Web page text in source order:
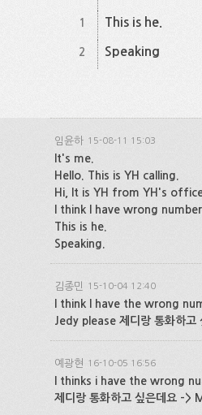
1 This is he.
2 Speaking
임윤하 15-08-11 15:03
It's me.
Hello. This is YH calling.
Hi, It is YH from YH's
I think I have wrong
This is he.
Speaking.
김종민 15-10-04 12:40
I think I have the wrong
Jedy please 제디랑 통화하고
예광현 16-10-05 16:56
I thinks i have the wrong
제디랑 통화하고 싶은데요 -